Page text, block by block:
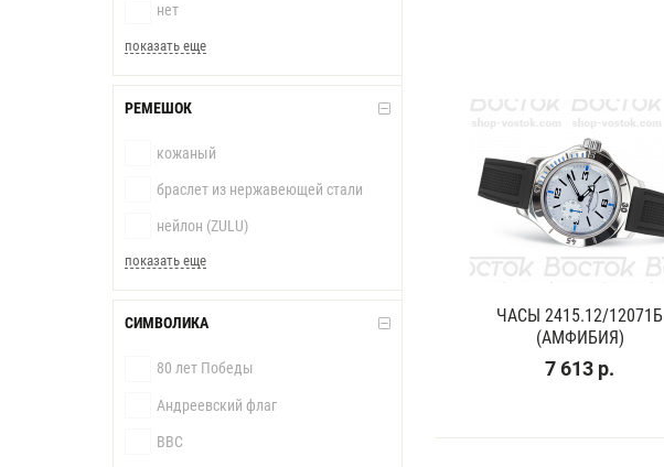
нет
показать еще
РЕМЕШОК
кожаный
браслет из нержавеющей стали
нейлон (ZULU)
показать еще
СИМВОЛИКА
80 лет Победы
Андреевский флаг
ВВС
ЧАСЫ 2415.12/12071Б
(АМФИБИЯ)
7 613 р.